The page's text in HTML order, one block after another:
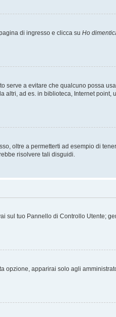
di ingresso e clicca su Ho
a evitare che qualcuno possa
ad es. in biblioteca, Internet point,
oltre a permetterti ad esempio di
risolvere tali disguidi.
sul tuo Pannello di Controllo Utente;
opzione, apparirai solo agli